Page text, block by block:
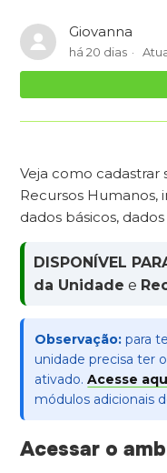
Giovanna
há 20 dias
Veja como
Recursos Humanos,
dados básicos,
DISPONÍVEL
da Unidade e
Observação: para
unidade precisa ter
ativado.Acesse
módulos adicionais
Acessar o